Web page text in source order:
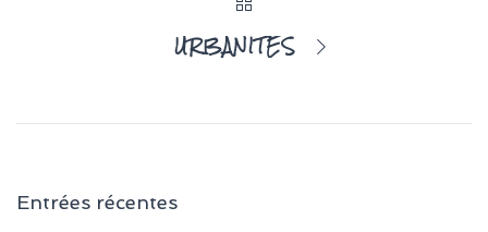
URBANITES
Entrées récentes